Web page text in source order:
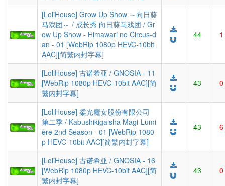
[LoliHouse] Grow Up Show ～向日葵
马戏团～ / 成长秀 向日葵马戏团 / Gr
ow Up Show - Himawari no Circus-d
an - 01 [WebRip 1080p HEVC-10bit
AAC][简繁内封字幕]
44 1
[LoliHouse] 古诺希亚 / GNOSIA - 11
[WebRip 1080p HEVC-10bit AAC][简
繁内封字幕]
43 0
[LoliHouse] 柔光魔女股份有限公司
第二季 / Kabushikigaisha Magi-Lumi
ère 2nd Season - 01 [WebRip 1080
p HEVC-10bit AAC][简繁内封字幕]
43 6
[LoliHouse] 古诺希亚 / GNOSIA - 16
[WebRip 1080p HEVC-10bit AAC][简
繁内封字幕]
43 0